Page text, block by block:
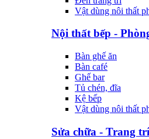
Vật dùng nôi thất
Nội thất bếp -
Bàn ghế ăn
Bàn café
Ghế bar
Tủ chén, đĩa
Kệ bếp
Vật dùng nôi thất
Sửa chữa - Trang